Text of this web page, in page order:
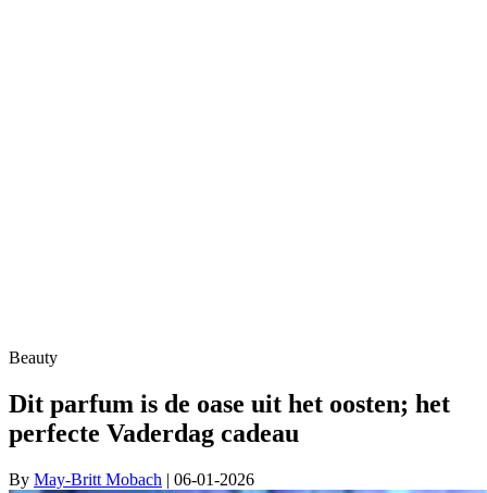
Beauty
Dit parfum is de oase uit het oosten; het
perfecte Vaderdag cadeau
By May-Britt Mobach | 06-01-2026